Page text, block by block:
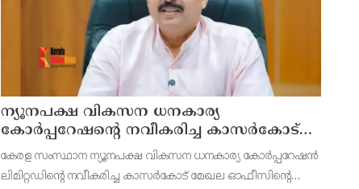
ന്യൂനപക്ഷ വികസന ധനകാര്യ
കോർപ്പറേഷന്റെ നവീകരിച്ച കാസർകോട്
മേഖല ഓഫീസ് ആഗസ്ത് 10ന് മന്ത്രി
എൻ.ഷംസുദ്ദീൻ നാടിന് സമർപ്പിക്കും
കേരള സംസ്ഥാന ന്യൂനപക്ഷ വികസന ധനകാര്യ കോർപ്പറേഷൻ
ലിമിറ്റഡിന്റെ നവീകരിച്ച കാസർകോട് മേഖല ഓഫീസിന്റെ